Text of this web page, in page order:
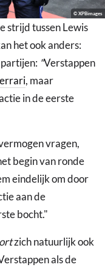
© XPBimages
strijd tussen Lewis
het ook anders:
"Verstappen
, maar
in de eerste
vragen,
begin van ronde
eindelijk om door
aan de
bocht."
zich natuurlijk ook
als de